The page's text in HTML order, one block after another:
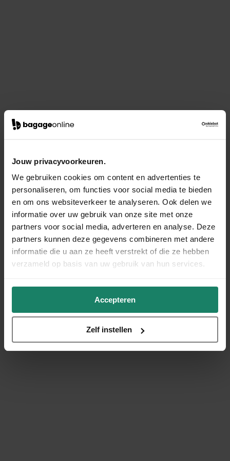
Jouw privacyvoorkeuren.
We gebruiken cookies om content en advertenties te
personaliseren, om functies voor social media te bieden
en om ons websiteverkeer te analyseren. Ook delen we
informatie over uw gebruik van onze site met onze
partners voor social media, adverteren en analyse. Deze
partners kunnen deze gegevens combineren met andere
informatie die u aan ze heeft verstrekt of die ze hebben
verzameld op basis van uw gebruik van hun services.
Accepteren
Zelf instellen